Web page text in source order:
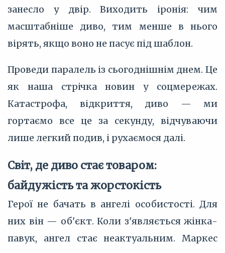
занесло у двір. Виходить іронія: чим
масштабніше диво, тим менше в нього
вірять, якщо воно не пасує під шаблон.
Проведи паралель із сьогоднішнім днем. Це
як наша стрічка новин у соцмережах.
Катастрофа, відкриття, диво — ми
гортаємо все це за секунду, відчуваючи
лише легкий подив, і рухаємося далі.
Світ, де диво стає товаром:
байдужість та жорстокість
Герої не бачать в ангелі особистості. Для
них він — об'єкт. Коли з'являється жінка-
павук, ангел стає неактуальним. Маркес